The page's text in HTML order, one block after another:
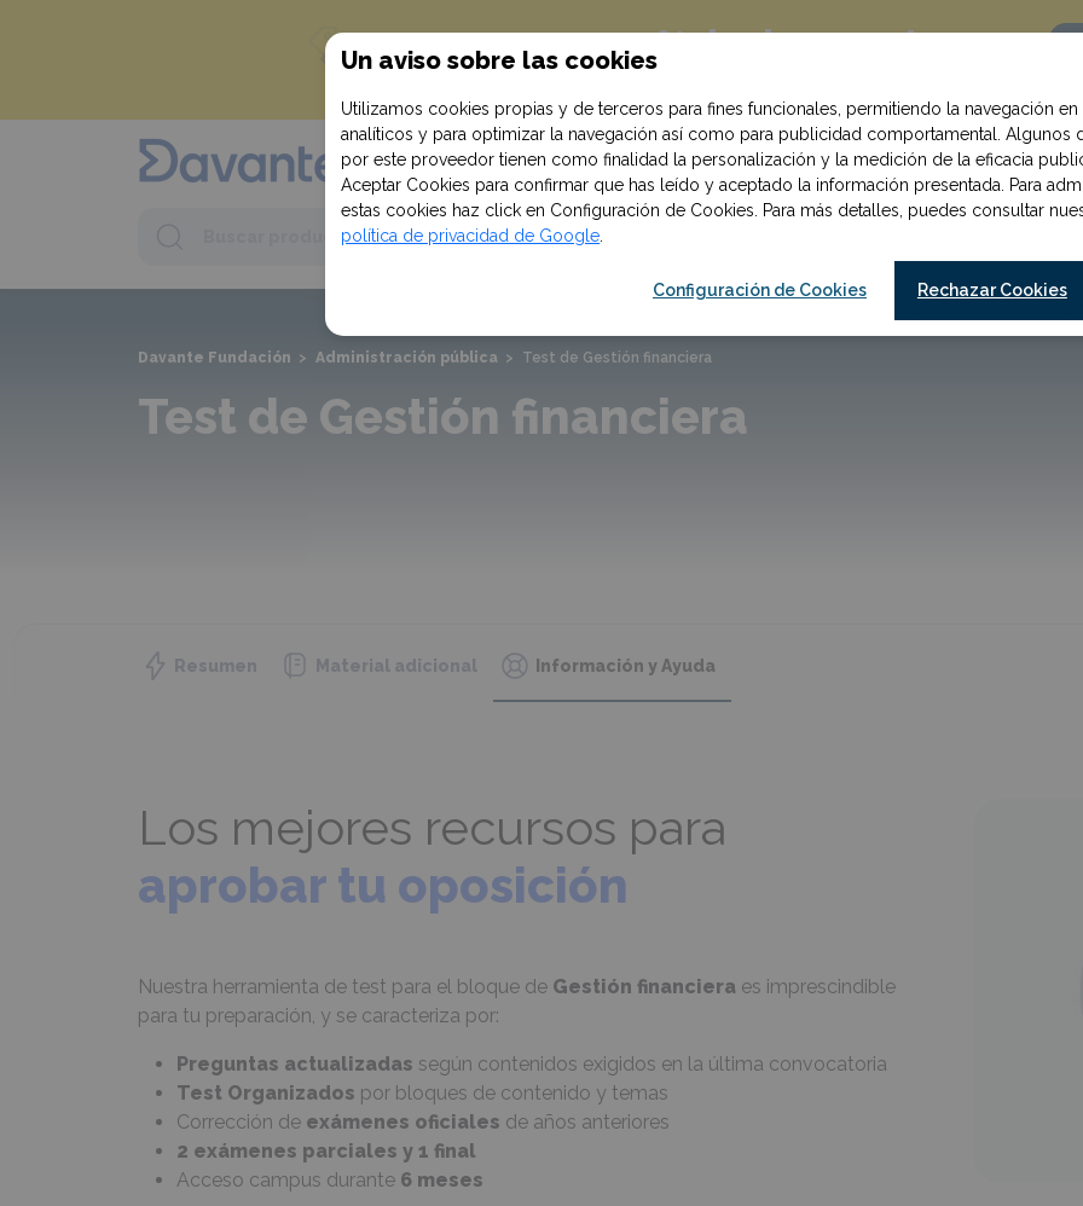
Un aviso sobre las cookies
Utilizamos cookies propias y de terceros para fines funcionales, permitiendo la navegación en
analíticos y para optimizar la navegación así como para publicidad comportamental. Algunos
por este proveedor tienen como finalidad la personalización y la medición de la eficacia
Aceptar Cookies para confirmar que has leído y aceptado la información presentada. Para
estas cookies haz click en Configuración de Cookies. Para más detalles, puedes consultar
política de privacidad de Google.
Configuración de Cookies Rechazar Cookies
¡Empieza con un10% de descuento
Cursos y oposiciones
Buscar
productos
Buscar
Davante Fundación > Administración pública > Test de Gestión financiera
Test de Gestión financiera
Resumen Material adicional Información y Ayuda
Los mejores recursos para
aprobar tu oposición
Nuestra herramienta de test para el bloque de Gestión financiera es imprescindible
para tu preparación, y se caracteriza por:
Preguntas actualizadas según contenidos exigidos en la última convocatoria
Test Organizados por bloques de contenido y temas
Corrección de exámenes oficiales de años anteriores
2 exámenes parciales y 1 final
Acceso campus durante 6 meses